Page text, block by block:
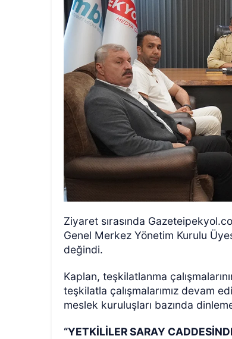
Ziyaret sırasında
Genel Merkez Yönetim Kurulu
değindi.
Kaplan, teşkilatlanma
teşkilatla çalışmalarımız devam
meslek kuruluşları bazında
“YETKİLİLER SARAY